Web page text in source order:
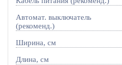
Автомат. выключатель
(рекоменд.)
Ширина, см
Длина, см